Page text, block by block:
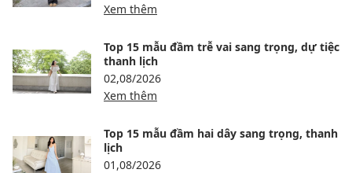
Xem thêm
Top 15 mẫu đầm trễ vai sang trọng, dự tiệc
thanh lịch
02,08/2026
Xem thêm
Top 15 mẫu đầm hai dây sang trọng, thanh
lịch
01,08/2026